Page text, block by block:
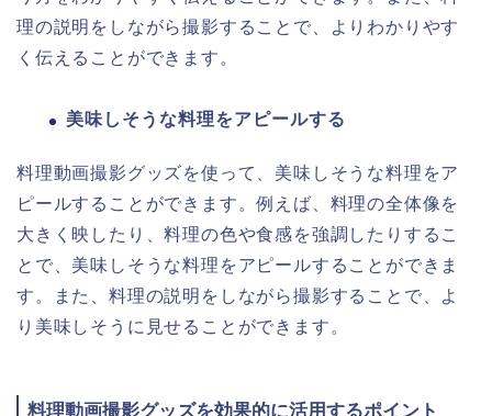
理の説明をしながら撮影することで、よりわかりやす
く伝えることができます。
美味しそうな料理をアピールする
料理動画撮影グッズを使って、美味しそうな料理をア
ピールすることができます。例えば、料理の全体像を
大きく映したり、料理の色や食感を強調したりするこ
とで、美味しそうな料理をアピールすることができま
す。また、料理の説明をしながら撮影することで、よ
り美味しそうに見せることができます。
料理動画撮影グッズを効果的に活用するポイント